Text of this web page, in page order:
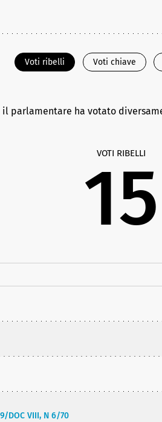
Voti ribelli Voti chiave
il parlamentare ha votato
VOTI RIBELLI
15
DOC VIII, N 6/70